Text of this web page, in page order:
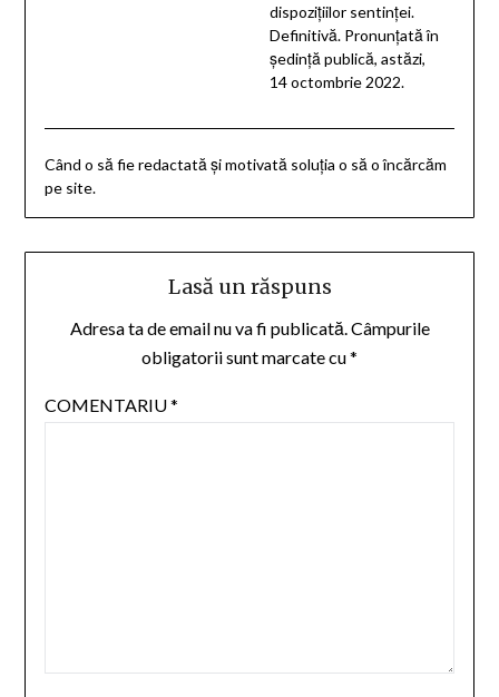
dispoziţiilor sentinţei.
Definitivă. Pronunţată în
şedinţă publică, astăzi,
14 octombrie 2022.
Când o să fie redactată și motivată soluția o să o încărcăm
pe site.
Lasă un răspuns
Adresa ta de email nu va fi publicată.Câmpurile
obligatorii sunt marcate cu*
COMENTARIU*